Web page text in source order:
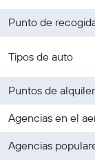
Punto de
Tipos de auto
Puntos de alquiler
Agencias en el
Agencias